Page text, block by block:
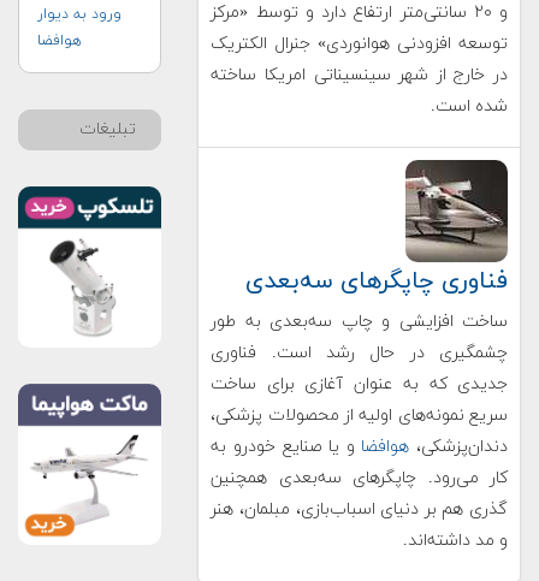
و ۲۰ سانتی‌متر ارتفاع دارد و توسط «مرکز
توسعه افزودنی هوانوردی» جنرال الکتریک
در خارج از شهر سینسیناتی امریکا ساخته
شده است.
فناوری چاپگرهای سه‌بعدی
ساخت افزایشی و چاپ سه‌بعدی به طور
چشمگیری در حال رشد است. فناوری
جدیدی که به عنوان آغازی برای ساخت
سریع نمونه‌های اولیه از محصولات پزشکی،
دندان‌پزشکی، هوافضا و یا صنایع خودرو به
کار می‌رود. چاپگرهای سه‌بعدی همچنین
گذری هم بر دنیای اسباب‌بازی، مبلمان، هنر
و مد داشته‌اند.
ورود به دیوار
هوافضا
تبلیغات